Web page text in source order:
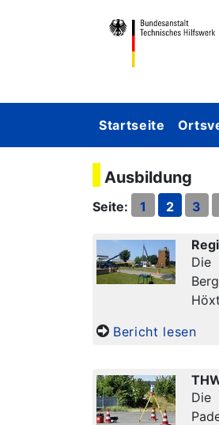
Startseite
Ausbildung
Seite: 1 2 3
Bericht lesen
Die